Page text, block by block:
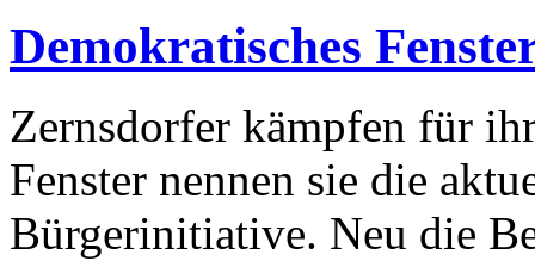
Demokratisches
Zernsdorfer kämpfen für
Fenster nennen sie die
Bürgerinitiative. Neu die